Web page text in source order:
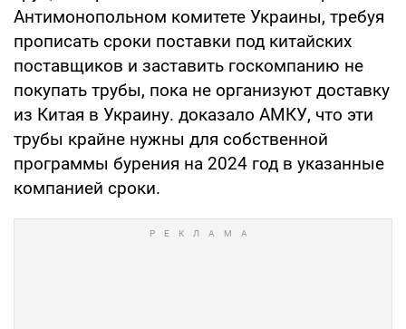
Антимонопольном комитете Украины, требуя
прописать сроки поставки под китайских
поставщиков и заставить госкомпанию не
покупать трубы, пока не организуют доставку
из Китая в Украину. доказало АМКУ, что эти
трубы крайне нужны для собственной
программы бурения на 2024 год в указанные
компанией сроки.